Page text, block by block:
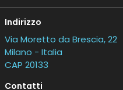
Indirizzo
Via Moretto da Brescia, 22
Milano - Italia
CAP 20133
Contatti